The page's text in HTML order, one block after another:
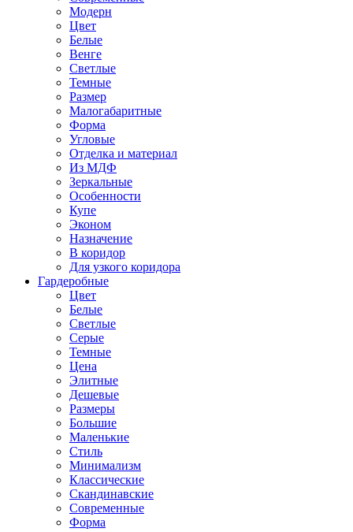
Модерн
Цвет
Белые
Венге
Светлые
Темные
Размер
Малогабаритные
Форма
Угловые
Отделка и материал
Из МДФ
Зеркальные
Особенности
Купе
Эконом
Назначение
В коридор
Для узкого коридора
Гардеробные
Цвет
Белые
Светлые
Серые
Темные
Цена
Элитные
Дешевые
Размеры
Большие
Маленькие
Стиль
Минимализм
Классические
Скандинавские
Современные
Форма